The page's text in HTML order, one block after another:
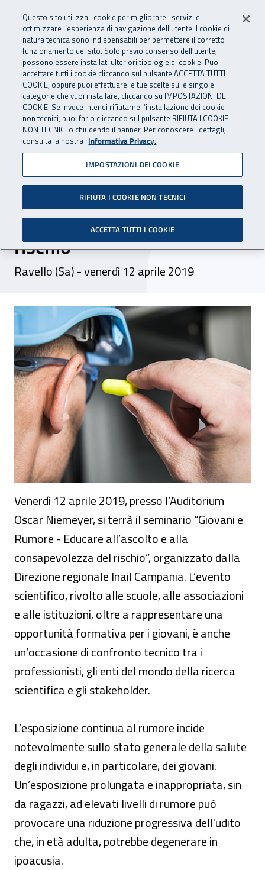
INAIL - Istituto Nazionale
Apri cerca
Navigazione principale
Navigazione - Ti trovi in:
Home Inail comunica Eventi
12 aprile 2019
Seminario - “Giovani e
Rumore. Educare all’ascolto
e alla consapevolezza del
rischio”
Ravello (Sa) - venerdì 12 aprile 2019
Seminario - “Giovani e Rumore. Educare
Venerdì 12 aprile 2019, presso l’Auditorium
Oscar Niemeyer, si terrà il seminario “Giovani e
Rumore - Educare all’ascolto e alla
consapevolezza del rischio”, organizzato dalla
Direzione regionale Inail Campania. L’evento
scientifico, rivolto alle scuole, alle associazioni
e alle istituzioni, oltre a rappresentare una
opportunità formativa per i giovani, è anche
un’occasione di confronto tecnico tra i
professionisti, gli enti del mondo della ricerca
scientifica e gli stakeholder.
L’esposizione continua al rumore incide
notevolmente sullo stato generale della salute
degli individui e, in particolare, dei giovani.
Un’esposizione prolungata e inappropriata, sin
da ragazzi, ad elevati livelli di rumore può
provocare una riduzione progressiva dell'udito
che, in età adulta, potrebbe degenerare in
ipoacusia.
Questo sito utilizza i cookie per migliorare i servizi e
ottimizzare l’esperienza di navigazione dell’utente. I cookie di
natura tecnica sono indispensabili per permettere il corretto
funzionamento del sito. Solo previo consenso dell’utente,
possono essere installati ulteriori tipologie di cookie. Puoi
accettare tutti i cookie cliccando sul pulsante ACCETTA TUTTI I
COOKIE, oppure puoi effettuare le tue scelte sulle singole
categorie che vuoi installare, cliccando su IMPOSTAZIONI DEI
COOKIE. Se invece intendi rifiutarne l’installazione dei cookie
non tecnici, puoi farlo cliccando sul pulsante RIFIUTA I COOKIE
NON TECNICI o chiudendo il banner. Per conoscere i dettagli,
consulta la nostra Informativa Privacy.
IMPOSTAZIONI DEI COOKIE
RIFIUTA I COOKIE NON TECNICI
ACCETTA TUTTI I COOKIE